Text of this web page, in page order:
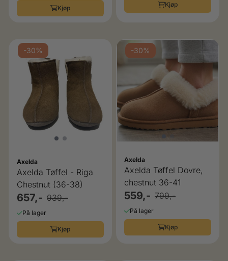
Kjøp Kjøp
-30%
Axelda
Axelda Tøffel - Riga
Chestnut (36-38)
657,- 939,-
På lager
Kjøp
-30%
Axelda
Axelda Tøffel Dovre,
chestnut 36-41
559,- 799,-
På lager
Kjøp